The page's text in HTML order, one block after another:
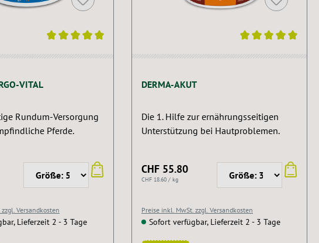
VITAL
Rundum-Versorgung
Pferde.
Versandkosten
Lieferzeit 2 - 3 Tage
DERMA-AKUT
Die 1. Hilfe zur ernährungsseitigen
Unterstützung bei Hautproblemen.
CHF 55.80
CHF 18.60 / kg
Preise inkl. MwSt. zzgl. Versandkosten
Sofort verfügbar, Lieferzeit 2 - 3 Tage